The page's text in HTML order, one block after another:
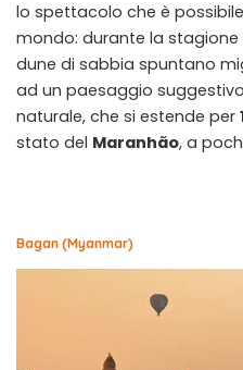
lo spettacolo che è
mondo: durante la
dune di sabbia spuntano
ad un paesaggio
naturale, che si estende per
stato del Maranhão, a
Bagan (Myanmar)